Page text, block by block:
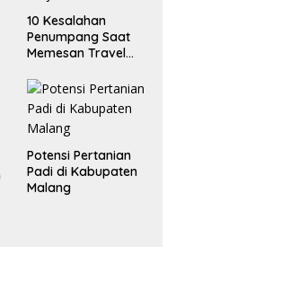
10 Kesalahan
Penumpang Saat
Memesan Travel
Terjadi
Potensi Pertanian
Padi di Kabupaten
Malang